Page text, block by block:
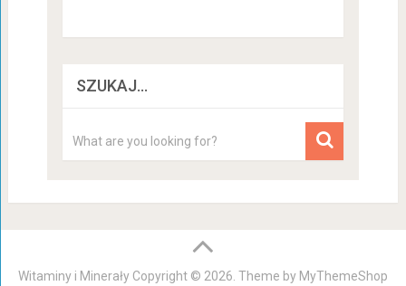
SZUKAJ…
Witaminy i Minerały Copyright © 2026. Theme by MyThemeShop